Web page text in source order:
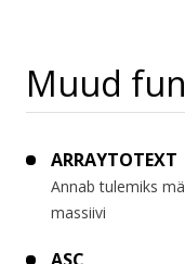
Muud
ARRAYTOTEXT
Annab tulemiks
massiivi